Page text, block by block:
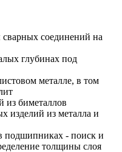
соединений на
глубинах под
металле, в том
из биметаллов
изделий из металла и
подшипниках - поиск и
толщины слоя